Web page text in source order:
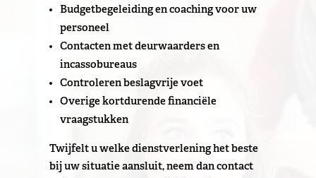
Budgetbegeleiding en coaching voor uw
personeel
Contacten met deurwaarders en
incassobureaus
Controleren beslagvrije voet
Overige kortdurende financiële
vraagstukken
Twijfelt u welke dienstverlening het beste
bij uw situatie aansluit, neem dan contact